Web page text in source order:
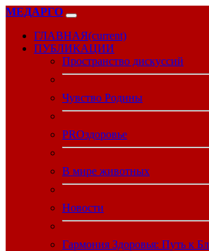
МЕДАРГО
ГЛАВНАЯ(current)
ПУБЛИКАЦИИ
Пространство дискуссий
Чувство Родины
PROздоровье
В мире животных
Новости
Гармония Здоровья: Путь к